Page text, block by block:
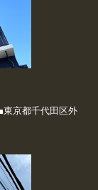
東京都千代田区外